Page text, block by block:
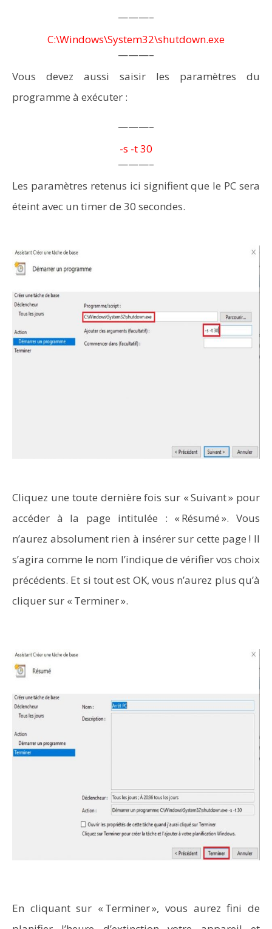
———–
C:\Windows\System32\shutdown.exe
———–
Vous devez aussi saisir les paramètres du
programme à exécuter :
———–
-s -t 30
———–
Les paramètres retenus ici signifient que le PC sera
éteint avec un timer de 30 secondes.
Cliquez une toute dernière fois sur « Suivant » pour
accéder à la page intitulée : « Résumé ». Vous
n’aurez absolument rien à insérer sur cette page ! Il
s’agira comme le nom l’indique de vérifier vos choix
précédents. Et si tout est OK, vous n’aurez plus qu’à
cliquer sur « Terminer ».
En cliquant sur « Terminer », vous aurez fini de